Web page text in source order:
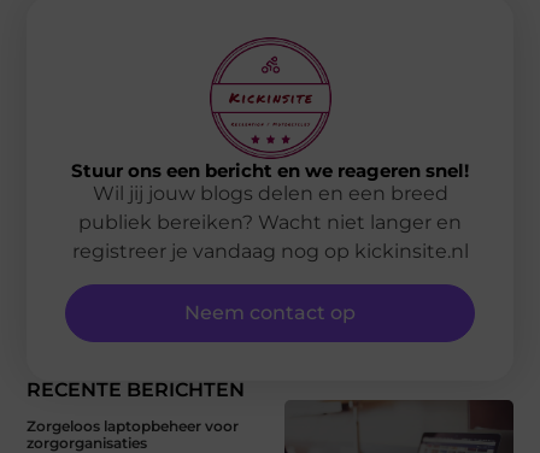
RECENTE BERICHTEN
Zorgeloos laptopbeheer voor
zorgorganisaties
Stuur ons een bericht en we reageren snel!
Wil jij jouw blogs delen en een breed
publiek bereiken? Wacht niet langer en
registreer je vandaag nog op kickinsite.nl
Neem contact op